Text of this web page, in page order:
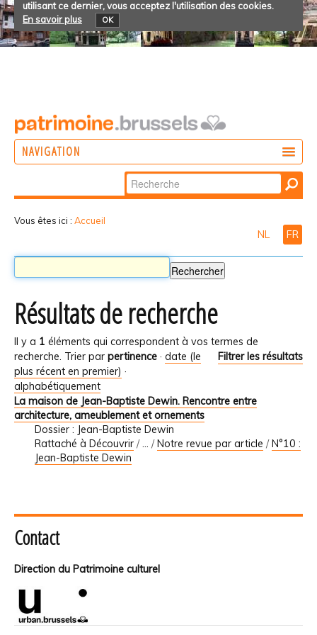
utilisant ce dernier, vous acceptez l'utilisation des cookies.
En savoir plus
OK
NAVIGATION
Chercher par
Recherche
Vous êtes ici : Accueil
NL FR
Résultats de recherche
Il y a 1 éléments qui correspondent à vos termes de
recherche.
Filtrer les résultats
Trier par pertinence · date (le
plus récent en premier) ·
alphabétiquement
La maison de Jean-Baptiste Dewin. Rencontre entre
architecture, ameublement et ornements
Dossier : Jean-Baptiste Dewin
Rattaché à Découvrir /… /Notre revue par article /N°10 :
Jean-Baptiste Dewin
Contact
Direction du Patrimoine culturel